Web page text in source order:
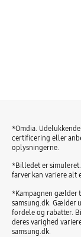
*Omdia.
certificering eller
oplysningerne.
*Billedet er
farver kan variere alt
*Kampagnen gælder
samsung.dk. Gælder
fordele og rabatter.
deres varighed
samsung.dk.